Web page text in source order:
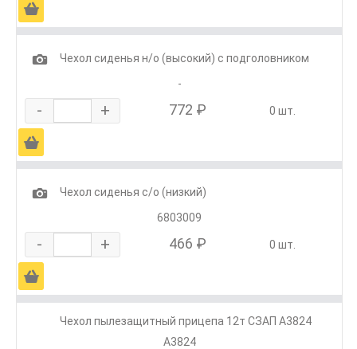
Ä
1
Чехол сиденья н/о (высокий) с подголовником
-
- + 772 ₽ 0 шт.
Ä
1
Чехол сиденья с/о (низкий)
6803009
- + 466 ₽ 0 шт.
Ä
Чехол пылезащитный прицепа 12т СЗАП А3824
А3824